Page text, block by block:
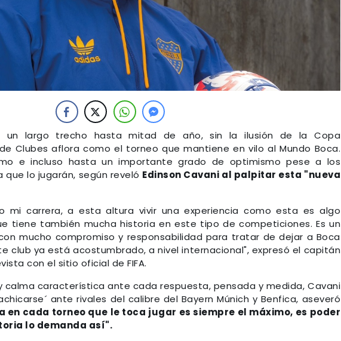
un largo trecho hasta mitad de año, sin la ilusión de la Copa
Clubes aflora como el torneo que mantiene en vilo al Mundo Boca.
e incluso hasta un importante grado de optimismo pese a los
lo jugarán, según reveló Edinson Cavani al palpitar esta "nueva
mi carrera, a esta altura vivir una experiencia como esta es algo
tiene también mucha historia en este tipo de competiciones. Es un
mucho compromiso y responsabilidad para tratar de dejar a Boca
club ya está acostumbrado, a nivel internacional", expresó el capitán
con el sitio oficial de FIFA.
calma característica ante cada respuesta, pensada y medida, Cavani
ante rivales del calibre del Bayern Múnich y Benfica, aseveró
en cada torneo que le toca jugar es siempre el máximo, es poder
lo demanda así".